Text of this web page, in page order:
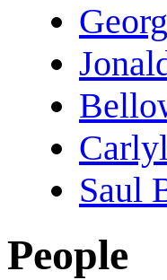
Saul
People